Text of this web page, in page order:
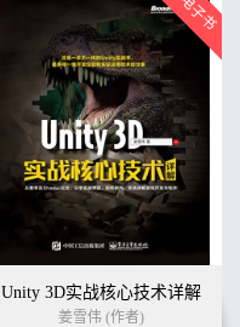
Unity 3D实战核心技术详解
姜雪伟 (作者)